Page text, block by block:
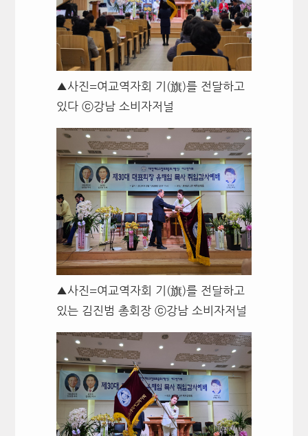
▲사진=여교역자회 기(旗)를 전달하고
있다 ⓒ강남 소비자저널
▲사진=여교역자회 기(旗)를 전달하고
있는 김진범 총회장 ⓒ강남 소비자저널